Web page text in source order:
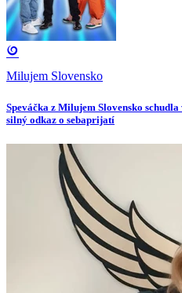
Milujem Slovensko
Speváčka z Milujem Slovensko
silný odkaz o sebaprijatí